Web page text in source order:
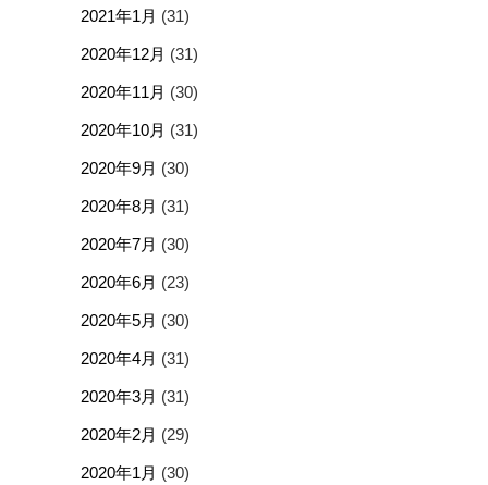
2021年1月 (31)
2020年12月 (31)
2020年11月 (30)
2020年10月 (31)
2020年9月 (30)
2020年8月 (31)
2020年7月 (30)
2020年6月 (23)
2020年5月 (30)
2020年4月 (31)
2020年3月 (31)
2020年2月 (29)
2020年1月 (30)